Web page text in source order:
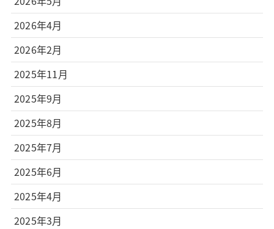
2026年4月
2026年2月
2025年11月
2025年9月
2025年8月
2025年7月
2025年6月
2025年4月
2025年3月